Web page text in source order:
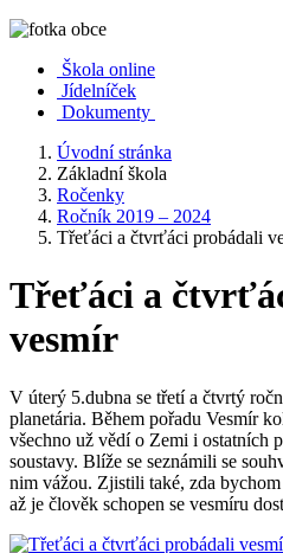
Škola online
Jídelníček
Dokumenty
Úvodní stránka
Základní škola
Ročenky
Ročník 2019 – 2024
Třeťáci a čtvrťáci probádali
Třeťáci a
vesmír
V úterý 5.dubna se třetí a čtvrtý
planetária. Během pořadu Vesmír
všechno už vědí o Zemi i ostatních
soustavy. Blíže se seznámili se
nim vážou. Zjistili také, zda
až je člověk schopen se vesmíru